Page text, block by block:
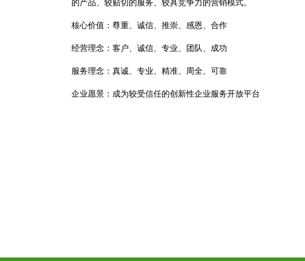
的产品、较贴切的服务、较具竞争力的营销模式。
核心价值：尊重、诚信、推崇、感恩、合作
经营理念：客户、诚信、专业、团队、成功
服务理念：真诚、专业、精准、周全、可靠
企业愿景：成为较受信任的创新性企业服务开放平台